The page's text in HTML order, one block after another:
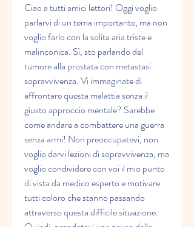
Ciao a tutti amici lettori! Oggi voglio
parlarvi di un tema importante, ma non
voglio farlo con la solita aria triste e
malinconica. Sì, sto parlando del
tumore alla prostata con metastasi
sopravvivenza. Vi immaginate di
affrontare questa malattia senza il
giusto approccio mentale? Sarebbe
come andare a combattere una guerra
senza armi! Non preoccupatevi, non
voglio darvi lezioni di sopravvivenza, ma
voglio condividere con voi il mio punto
di vista da medico esperto e motivare
tutti coloro che stanno passando
attraverso questa difficile situazione.